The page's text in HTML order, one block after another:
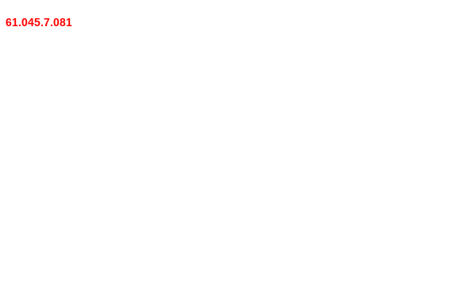
61.045.7.081